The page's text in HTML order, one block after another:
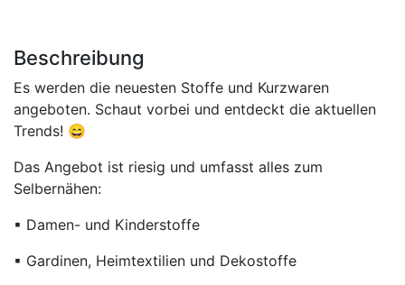
Beschreibung
Es werden die neuesten Stoffe und Kurzwaren
angeboten. Schaut vorbei und entdeckt die aktuellen
Trends! 😄
Das Angebot ist riesig und umfasst alles zum
Selbernähen:
▪ Damen- und Kinderstoffe
▪ Gardinen, Heimtextilien und Dekostoffe